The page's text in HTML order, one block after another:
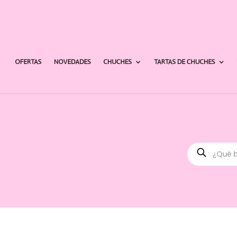
OFERTAS NOVEDADES CHUCHES TARTAS DE CHUCHES
Búsqueda
de
productos